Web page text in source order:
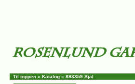
Til toppen » Katalog » 893359 Sjal